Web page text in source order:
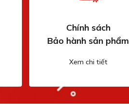
Chính sách
Bảo hành sản phẩm
Xem chi tiết